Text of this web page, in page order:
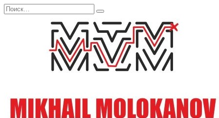
Перейти
к
Search
for: